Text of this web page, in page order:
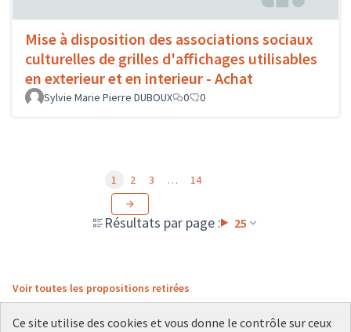
Mise à disposition des associations sociaux
culturelles de grilles d'affichages utilisables
en exterieur et en interieur - Achat
Sylvie Marie Pierre DUBOUX 0 0
Résultats par page : 25
1 2 3 … 14
Voir toutes les propositions retirées
Ce site utilise des cookies et vous donne le contrôle sur ceux